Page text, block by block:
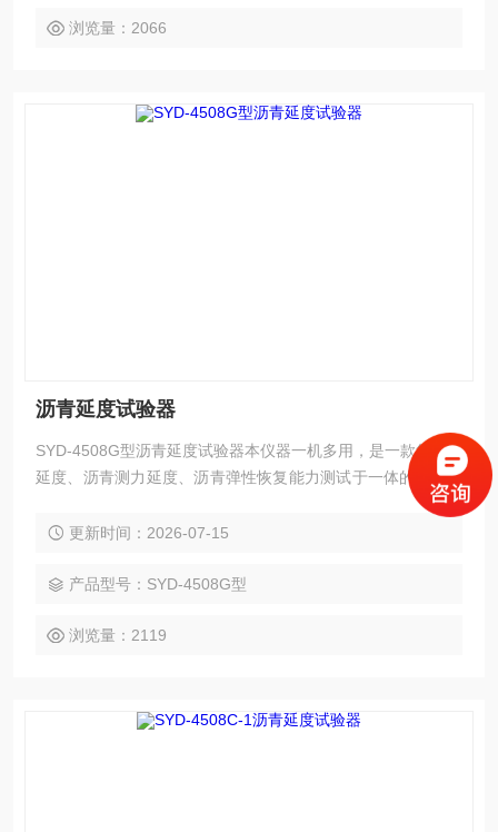
浏览量：2066
沥青延度试验器
SYD-4508G型沥青延度试验器本仪器一机多用，是一款集沥青
延度、沥青测力延度、沥青弹性恢复能力测试于一体的多用途
更新时间：2026-07-15
产品型号：SYD-4508G型
浏览量：2119